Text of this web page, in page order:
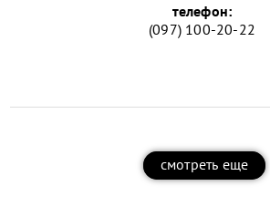
телефон:
(097) 100-20-22
смотреть еще